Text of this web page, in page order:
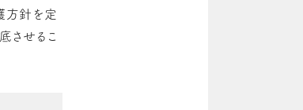
方針を定
させるこ